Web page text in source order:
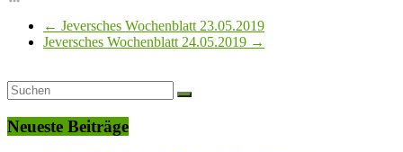
← Jeversches Wochenblatt 23.05.2019
Jeversches Wochenblatt 24.05.2019 →
Neueste Beiträge